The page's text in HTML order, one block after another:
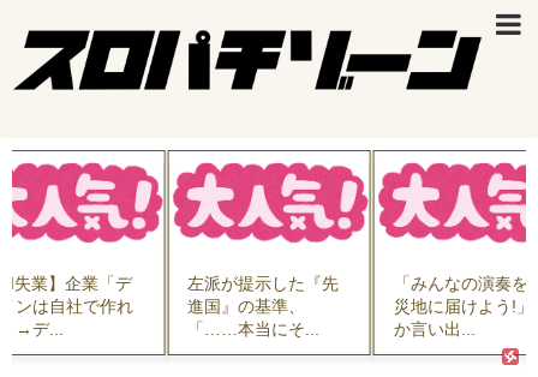
派が提示した『先
国』の基準、
……本当にそ...
「みんなの演奏を被
災地に届けよう!」と
か言い出...
現役の精神科医
『高市首相は精
害者だ』と無...